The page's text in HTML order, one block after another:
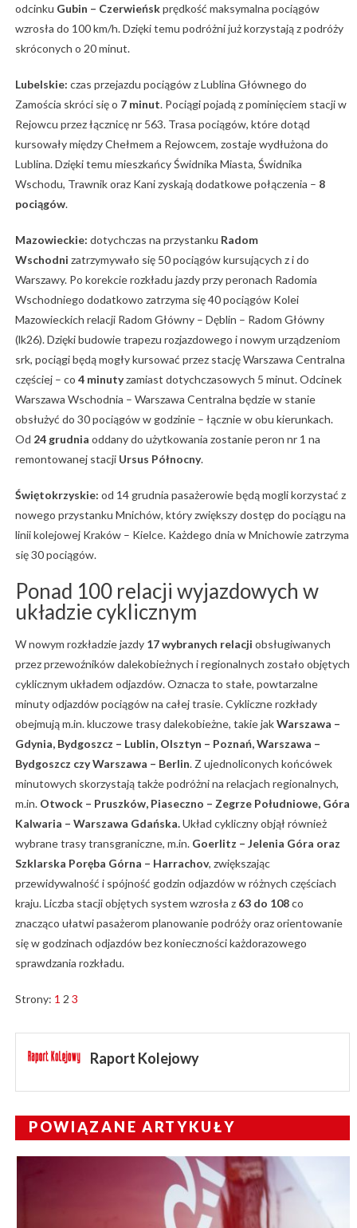
odcinku Gubin – Czerwieńskprędkość maksymalna pociągów
wzrosła do 100 km/h. Dzięki temu podróżni już korzystają z podróży
skróconych o 20 minut.
Lubelskie: czas przejazdu pociągów z Lublina Głównego do
Zamościa skróci się o 7 minut. Pociągi pojadą z pominięciem stacji w
Rejowcu przez łącznicę nr 563. Trasa pociągów, które dotąd
kursowały między Chełmem a Rejowcem, zostaje wydłużona do
Lublina. Dzięki temu mieszkańcy Świdnika Miasta, Świdnika
Wschodu, Trawnik oraz Kani zyskają dodatkowe połączenia – 8
pociągów.
Mazowieckie: dotychczas na przystanku Radom
Wschodni zatrzymywało się 50 pociągów kursujących z i do
Warszawy. Po korekcie rozkładu jazdy przy peronach Radomia
Wschodniego dodatkowo zatrzyma się 40 pociągów Kolei
Mazowieckich relacji Radom Główny – Dęblin – Radom Główny
(lk26). Dzięki budowie trapezu rozjazdowego i nowym urządzeniom
srk, pociągi będą mogły kursować przez stację Warszawa Centralna
częściej – co 4 minutyzamiast dotychczasowych 5 minut. Odcinek
Warszawa Wschodnia – Warszawa Centralna będzie w stanie
obsłużyć do 30 pociągów w godzinie – łącznie w obu kierunkach.
Od 24 grudnia oddany do użytkowania zostanie peron nr 1 na
remontowanej stacji Ursus Północny.
Świętokrzyskie: od 14 grudnia pasażerowie będą mogli korzystać z
nowego przystanku Mnichów, który zwiększy dostęp do pociągu na
linii kolejowej Kraków – Kielce. Każdego dnia w Mnichowie zatrzyma
się 30 pociągów.
Ponad 100 relacji wyjazdowych w
układzie cyklicznym
W nowym rozkładzie jazdy 17 wybranych relacji obsługiwanych
przez przewoźników dalekobieżnych i regionalnych zostało objętych
cyklicznym układem odjazdów. Oznacza to stałe, powtarzalne
minuty odjazdów pociągów na całej trasie. Cykliczne rozkłady
obejmują m.in. kluczowe trasy dalekobieżne, takie jakWarszawa –
Gdynia, Bydgoszcz – Lublin, Olsztyn – Poznań, Warszawa –
Bydgoszcz czy Warszawa – Berlin. Z ujednoliconych końcówek
minutowych skorzystają także podróżni na relacjach regionalnych,
m.in. Otwock – Pruszków, Piaseczno – Zegrze Południowe, Góra
Kalwaria – Warszawa Gdańska.Układ cykliczny objął również
wybrane trasy transgraniczne, m.in. Goerlitz – Jelenia Góra oraz
Szklarska Poręba Górna – Harrachov, zwiększając
przewidywalność i spójność godzin odjazdów w różnych częściach
kraju. Liczba stacji objętych system wzrosła z 63 do 108co
znacząco ułatwi pasażerom planowanie podróży oraz orientowanie
się w godzinach odjazdów bez konieczności każdorazowego
sprawdzania rozkładu.
Strony: 1 2 3
Raport Kolejowy
POWIĄZANE ARTYKUŁY